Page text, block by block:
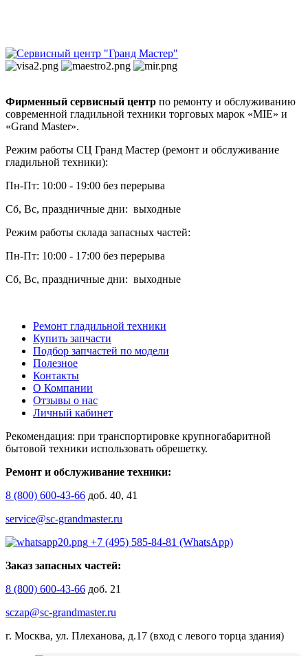
Фирменный сервисный центр по ремонту и обслуживанию
современной гладильной техники торговых марок «MIE» и
«Grand Master».
Режим работы СЦ Гранд Мастер (ремонт и обслуживание
гладильной техники):
Пн-Пт: 10:00 - 19:00 без перерыва
Сб, Вс, праздничные дни: выходные
Режим работы склада запасных частей:
Пн-Пт: 10:00 - 17:00 без перерыва
Сб, Вс, праздничные дни: выходные
Ремонт гладильной техники
Купить запчасти
Подбор запчастей по модели
Полезное
Контакты
О Компании
Отзывы о нас
Личный кабинет
Рекомендация: при транспортировке крупногабаритной
бытовой техники использовать обрешетку.
Ремонт и обслуживание техники:
8 (800) 600-43-66 доб. 40, 41
service@sc-grandmaster.ru
+7 (495) 585-84-81 (WhatsApp)
Заказ запасных частей:
8 (800) 600-43-66 доб. 21
sczap@sc-grandmaster.ru
г. Москва, ул. Плеханова, д.17 (вход с левого торца здания)